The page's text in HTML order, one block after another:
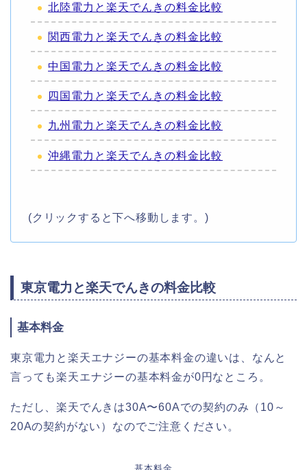
北陸電力と楽天でんきの料金比較
関西電力と楽天でんきの料金比較
中国電力と楽天でんきの料金比較
四国電力と楽天でんきの料金比較
九州電力と楽天でんきの料金比較
沖縄電力と楽天でんきの料金比較
(クリックすると下へ移動します。)
東京電力と楽天でんきの料金比較
基本料金
東京電力と楽天エナジーの基本料金の違いは、なんと
言っても楽天エナジーの基本料金が0円なところ。
ただし、楽天でんきは30A〜60Aでの契約のみ（10～
20Aの契約がない）なのでご注意ください。